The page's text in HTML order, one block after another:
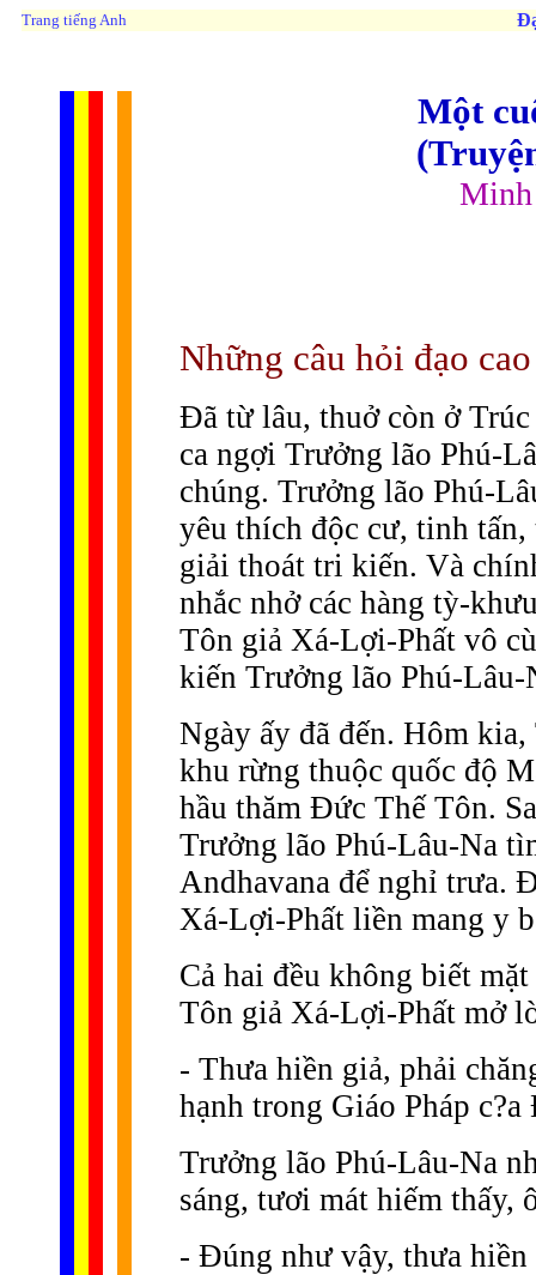
Trang tiếng Anh
Một
Những câu hỏi đạo
Ðã từ lâu, thuở còn ở
ca ngợi Trưởng lão Phú-
chúng. Trưởng lão Phú-
yêu thích độc cư, tinh
giải thoát tri kiến. Và
nhắc nhở các hàng tỳ-
Tôn giả Xá-Lợi-Phất vô
kiến Trưởng lão Phú-Lâu-
Ngày ấy đã đến. Hôm
khu rừng thuộc quốc độ
hầu thăm Ðức Thế Tôn.
Trưởng lão Phú-Lâu-Na
Andhavana để nghỉ trưa.
Xá-Lợi-Phất liền mang y
Cả hai đều không biết
Tôn giả Xá-Lợi-Phất mở
- Thưa hiền giả, phải
hạnh trong Giáo Pháp
Trưởng lão Phú-Lâu-Na
sáng, tươi mát hiếm thấy,
- Ðúng như vậy, thưa